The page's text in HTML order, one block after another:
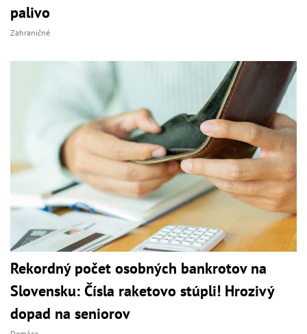
palivo
Zahraničné
Rekordný počet osobných bankrotov na
Slovensku: Čísla raketovo stúpli! Hrozivý
dopad na seniorov